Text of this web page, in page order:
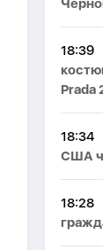
18:39
Prada
18:34
США
18:28